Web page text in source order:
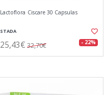
Lactoflora Ciscare 30 Capsulas
STADA
25,43€ 32,70€ - 22%